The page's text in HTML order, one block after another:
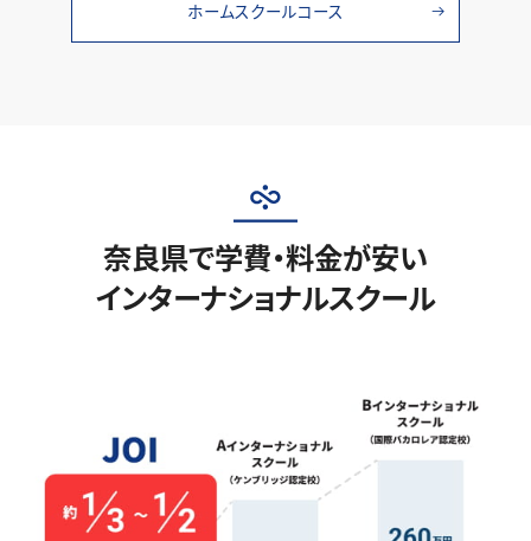
ホームスクールコース
奈良県で学費・料金が安い
インターナショナルスクール